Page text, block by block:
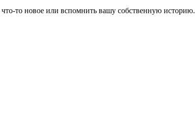
то новое или вспомнить вашу собственную историю.